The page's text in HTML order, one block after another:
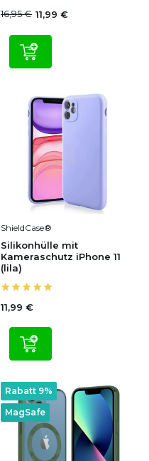
16,95 € 11,99 €
ShieldCase®
Silikonhülle mit
Kameraschutz iPhone 11
(lila)
11,99 €
MagSafe
Rabatt 9%